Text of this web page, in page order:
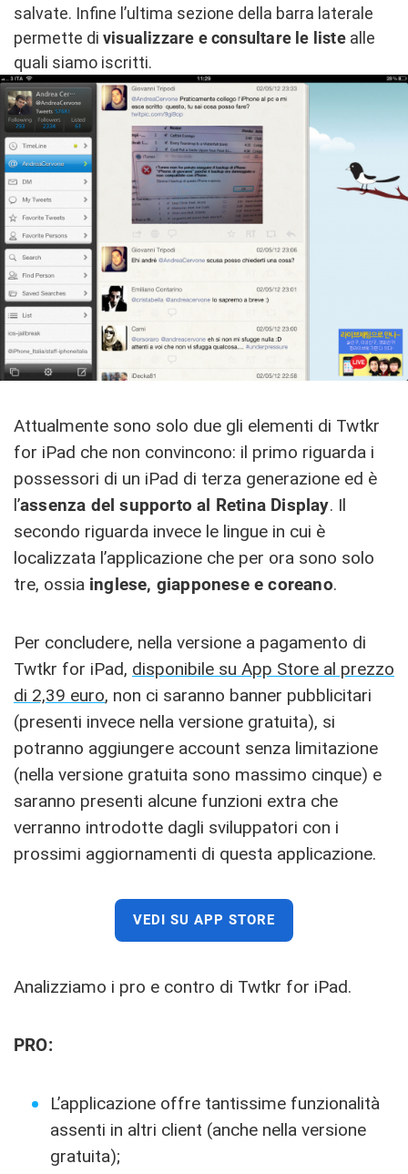
salvate. Infine l’ultima sezione della barra laterale
permette di visualizzare e consultare le listealle
quali siamo iscritti.
Attualmente sono solo due gli elementi di Twtkr
for iPad che non convincono: il primo riguarda i
possessori di un iPad di terza generazione ed è
l’assenza del supporto al Retina Display. Il
secondo riguarda invece le lingue in cui è
localizzata l’applicazione che per ora sono solo
tre, ossia inglese, giapponese e coreano.
Per concludere, nella versione a pagamento di
Twtkr for iPad, disponibile su App Store al prezzo
di 2,39 euro, non ci saranno banner pubblicitari
(presenti invece nella versione gratuita), si
potranno aggiungere account senza limitazione
(nella versione gratuita sono massimo cinque) e
saranno presenti alcune funzioni extra che
verranno introdotte dagli sviluppatori con i
prossimi aggiornamenti di questa applicazione.
VEDI SU APP STORE
Analizziamo i pro e contro di Twtkr for iPad.
PRO:
L’applicazione offre tantissime funzionalità
assenti in altri client (anche nella versione
gratuita);